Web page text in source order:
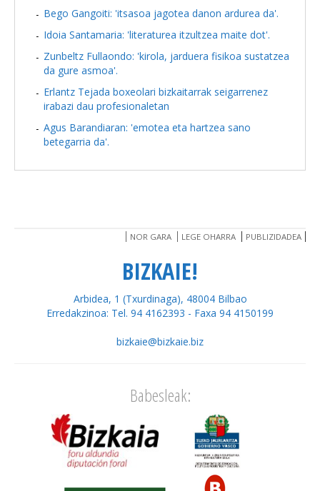
Bego Gangoiti: 'itsasoa jagotea danon ardurea da'.
Idoia Santamaria: 'literaturea itzultzea maite dot'.
Zunbeltz Fullaondo: 'kirola, jarduera fisikoa sustatzea
da gure asmoa'.
Erlantz Tejada boxeolari bizkaitarrak seigarrenez
irabazi dau profesionaletan
Agus Barandiaran: 'emotea eta hartzea sano
betegarria da'.
NOR GARA LEGE OHARRA PUBLIZIDADEA
BIZKAIE!
Arbidea, 1 (Txurdinaga), 48004 Bilbao
Erredakzinoa: Tel. 94 4162393 - Faxa 94 4150199
bizkaie@bizkaie.biz
Babesleak: